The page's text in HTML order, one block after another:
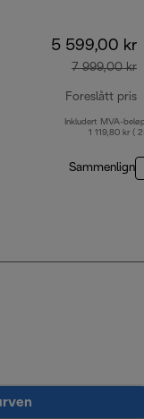
5 599,00 kr
7 999,00 kr
Foreslått pris
Inkludert MVA-
1 119,80 kr (
Sammenlign